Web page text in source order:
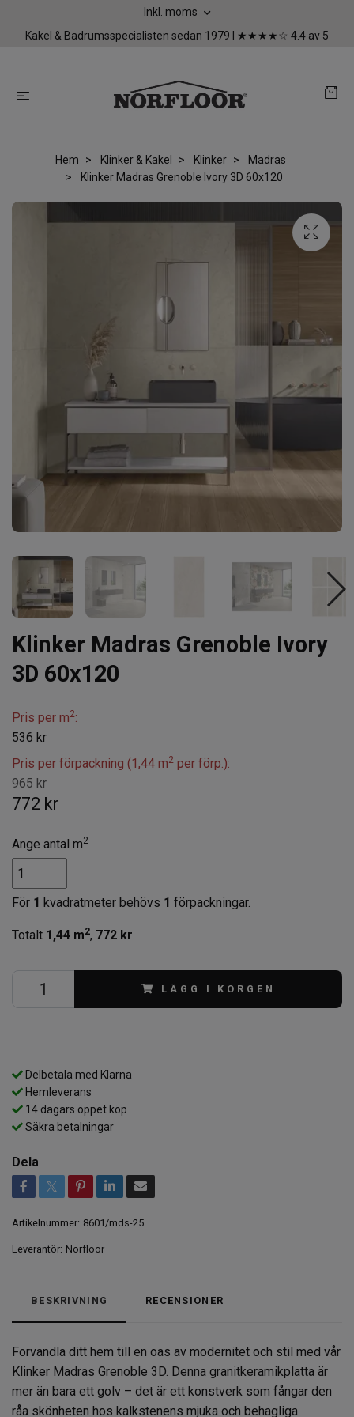
Inkl. moms
Kakel & Badrumsspecialisten sedan 1979 I ★★★★☆ 4.4 av 5
Hem Klinker & Kakel Klinker
Madras
Klinker Madras Grenoble Ivory 3D 60x120
Klinker Madras Grenoble Ivory
3D 60x120
Pris per m2:
536 kr
Pris per förpackning (1,44 m2 per förp.):
965 kr
772 kr
Ange antal m2
För 1 kvadratmeter behövs 1 förpackningar.
Totalt 1,44 m2, 772 kr.
LÄGG I KORGEN
Delbetala med Klarna
Hemleverans
14 dagars öppet köp
Säkra betalningar
Dela
Artikelnummer: 8601/mds-25
Leverantör: Norfloor
BESKRIVNING RECENSIONER
Förvandla ditt hem till en oas av modernitet och stil med vår
Klinker Madras Grenoble 3D. Denna granitkeramikplatta är
mer än bara ett golv – det är ett konstverk som fångar den
råa skönheten hos kalkstenens mjuka och behagliga